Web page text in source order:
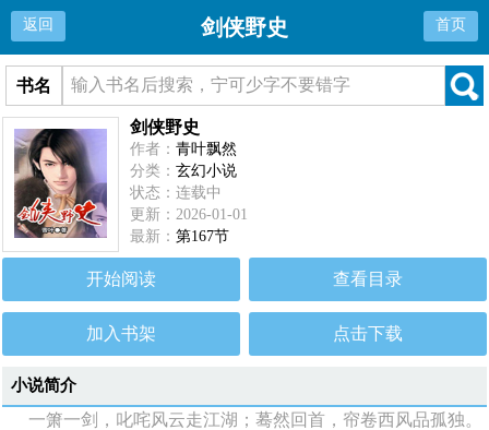
返回 剑侠野史 首页
书名
剑侠野史
作者：青叶飘然
分类：玄幻小说
状态：连载中
更新：2026-01-01
最新：第167节
开始阅读 查看目录
加入书架 点击下载
小说简介
一箫一剑，叱咤风云走江湖；蓦然回首，帘卷西风品孤独。